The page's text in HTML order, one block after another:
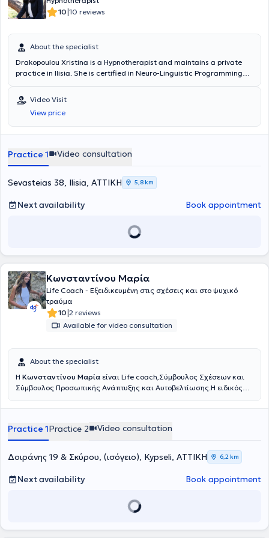
10|10 reviews
About the specialist
Drakopoulou Xristina is a Hypnotherapist and maintains a private
practice in Ilisia. She is certified in Neuro-Linguistic Programming
the USA. Additionally, she is certified in Hypnotherapy and Clinical
Hypnosis, having completed studies in the United Kingdom and the
USA, respectively. She has experience in educating children and
adults, organizing projects, conferences, and groups, and has
specializes in addressing contemporary life issues. Sessions are
conducted in both Greek and English.
Video Visit
View price
Practice 1 Video consultation
Sevasteias 38, Ilisia, ΑΤΤΙΚΗ 5,8 km
Next availability Book appointment
Κωνσταντίνου Μαρία
Life Coach - Eξειδικευμένη στις σχέσεις και στο ψυχικό
τραύμα
10|2 reviews
Available for video consultation
About the specialist
Η Κωνσταντίνου Μαρία είναι Life coach,Σύμβουλος Σχέσεων και
Σύμβουλος Προσωπικής Ανάπτυξης και Αυτοβελτίωσης.Η ειδικός
Πανεπιστήμιο Αθηνών (ΕΚΠΑ) καθώς και πιστοποιημένη ειδικός στο
Uninersity UK.
Practice 1Practice 2 Video consultation
Δοιράνης 19 & Σκύρου, (ισόγειο), Kypseli, ΑΤΤΙΚΗ 6,2 km
Next availability Book appointment